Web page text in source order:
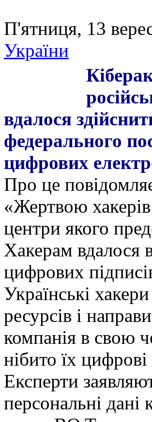
П'ятниця, 13
України
вдалося
федерального
цифрових
Про це
«Жертвою
центри якого
Хакерам вдалося
цифрових
Українські
ресурсів і
компанія в свою
нібито їх
Експерти
персональні дані